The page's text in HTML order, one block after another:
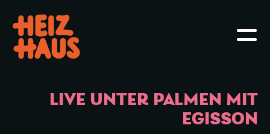
Hauptmenü öffnen oder schliessen
LIVE UNTER PALMEN MIT
EGISSON